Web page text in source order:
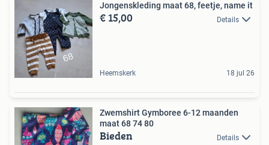
Jongenskleding maat 68, feetje, name it
€ 15,00 Details
Heemskerk 18 jul 26
Zwemshirt Gymboree 6-12 maanden
maat 68 74 80
Bieden Details